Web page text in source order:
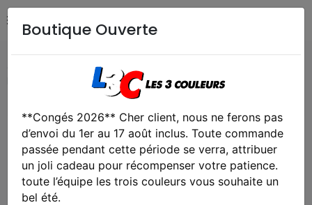
Airsoft / Paintball
Drapeau français
Exclusivité web !
Boutique Ouverte
**Congés 2026** Cher client, nous ne ferons pas
d’envoi du 1er au 17 août inclus. Toute commande
passée pendant cette période se verra, attribuer
un joli cadeau pour récompenser votre patience.
toute l’équipe les trois couleurs vous souhaite un
bel été.